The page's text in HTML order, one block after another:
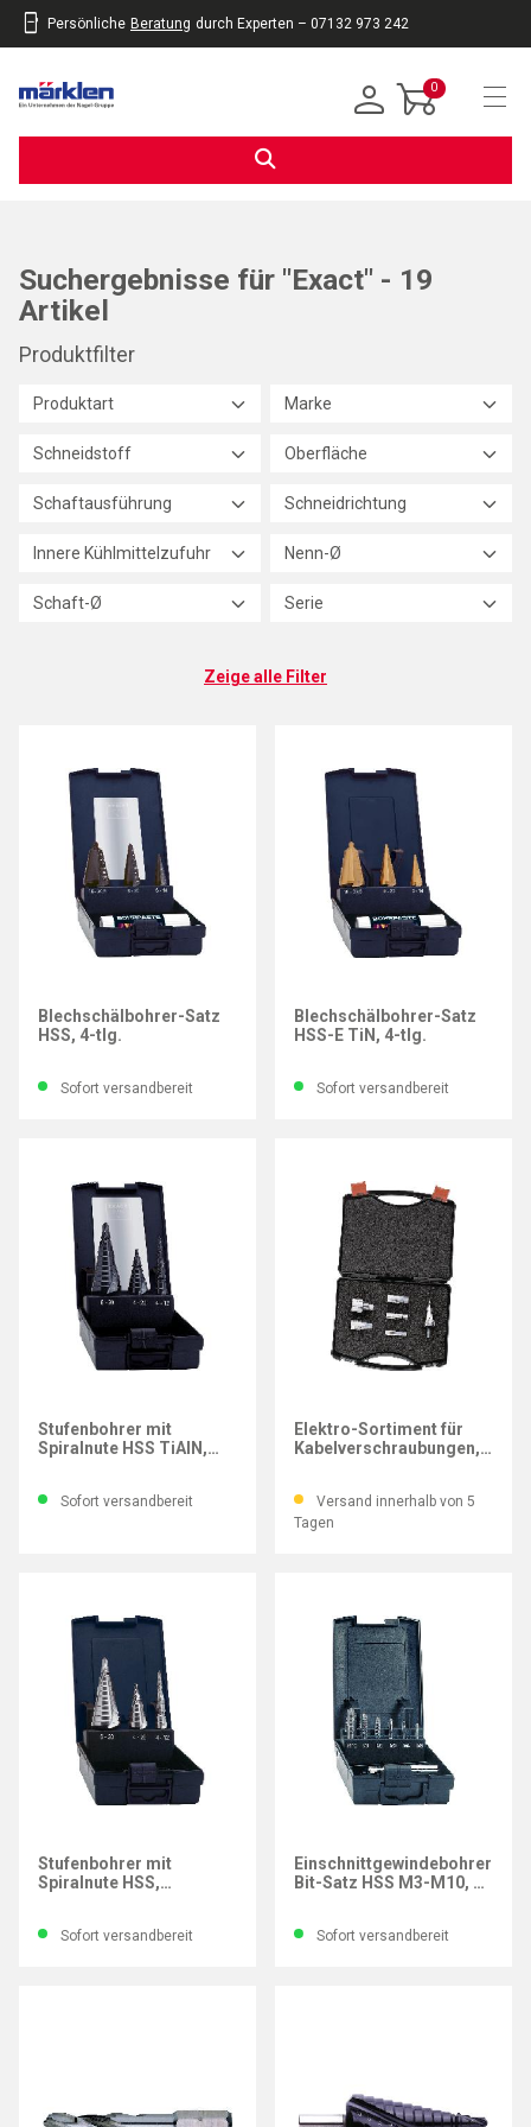
Persönliche Beratung durch Experten – 07132 973 242
0
Suchergebnisse für "Exact" - 19
Artikel
Produktfilter
Produktart Marke
Schneidstoff Oberfläche
Schaftausführung Schneidrichtung
Innere Kühlmittelzufuhr Nenn-Ø
Schaft-Ø Serie
Zeige alle Filter
Blechschälbohrer-Satz
HSS, 4-tlg.
Sofort versandbereit
Blechschälbohrer-Satz
HSS-E TiN, 4-tlg.
Sofort versandbereit
Stufenbohrer mit
Spiralnute HSS TiAlN,
Sofort versandbereit
Elektro-Sortiment für
Kabelverschraubungen,
Versand innerhalb von 5
Tagen
Stufenbohrer mit
Spiralnute HSS,
Sofort versandbereit
Einschnittgewindebohrer-
Bit-Satz HSS M3-M10, 7-
Sofort versandbereit